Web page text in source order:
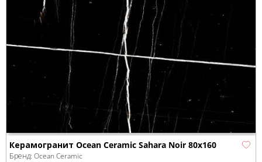
Керамогранит Ocean Ceramic Sahara Noir 80х160
Бренд: Ocean Ceramic